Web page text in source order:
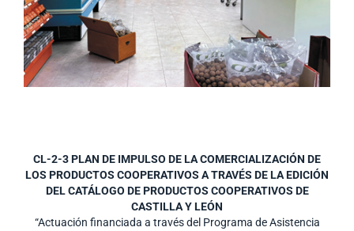
CL-2-3 PLAN DE IMPULSO DE LA COMERCIALIZACIÓN DE
LOS PRODUCTOS COOPERATIVOS A TRAVÉS DE LA EDICIÓN
DEL CATÁLOGO DE PRODUCTOS COOPERATIVOS DE
CASTILLA Y LEÓN
“Actuación financiada a través del Programa de Asistencia